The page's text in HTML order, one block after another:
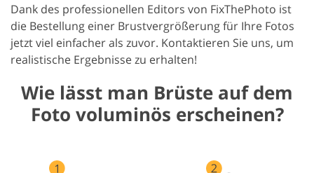
Dank des professionellen Editors von FixThePhoto ist
die Bestellung einer Brustvergrößerung für Ihre Fotos
jetzt viel einfacher als zuvor. Kontaktieren Sie uns, um
realistische Ergebnisse zu erhalten!
Wie lässt man Brüste auf dem
Foto voluminös erscheinen?